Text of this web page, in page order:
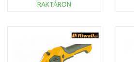
RAKTÁRON
Összehasonlítás